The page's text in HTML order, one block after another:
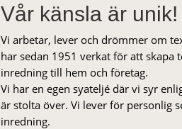
Vår känsla är unik!
Vi arbetar, lever och drömmer om
har sedan 1951 verkat för att skapa
inredning till hem och företag.
Vi har en egen syateljé där vi syr
är stolta över. Vi lever för personlig
inredning.